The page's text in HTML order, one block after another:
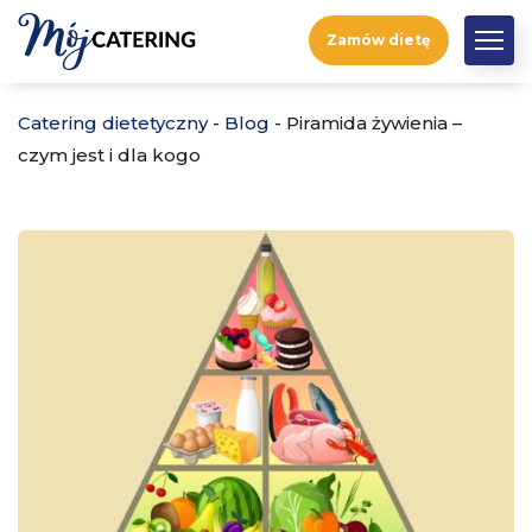
Zamów dietę
Catering dietetyczny- Blog - Piramida żywienia –
czym jest i dla kogo